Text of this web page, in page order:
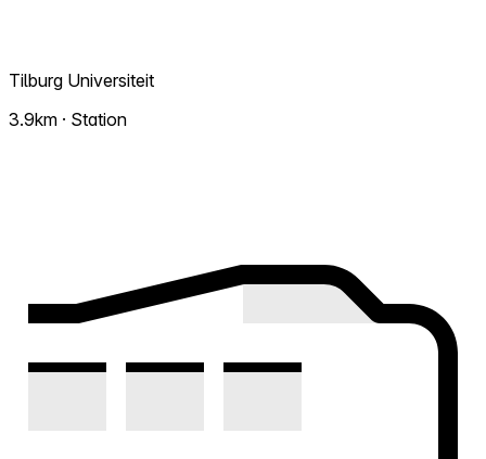
Tilburg Universiteit
3.9km · Station